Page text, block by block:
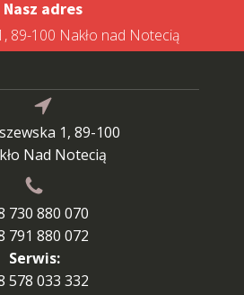
Nasz adres
89-100 Nakło nad Notecią
1, 89-100
Nad Notecią
730 880 070
791 880 072
Serwis:
578 033 332